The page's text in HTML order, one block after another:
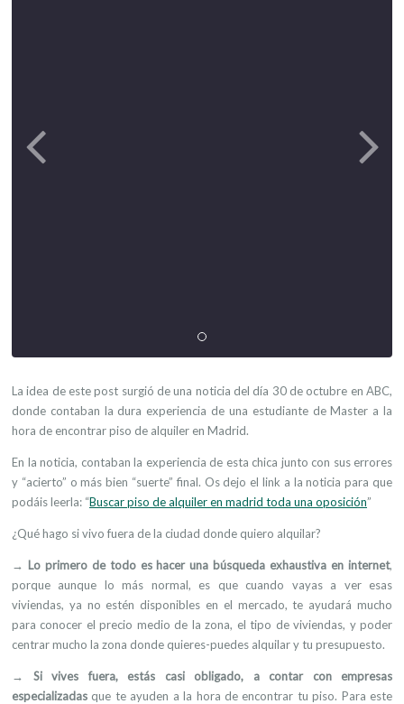
La idea de este post surgió de una noticia del día 30 de octubre en ABC,
donde contaban la dura experiencia de una estudiante de Master a la
hora de encontrar piso de alquiler en Madrid.
En la noticia, contaban la experiencia de esta chica junto con sus errores
y “acierto” o más bien “suerte” final. Os dejo el link a la noticia para que
podáis leerla: “Buscar piso de alquiler en madrid toda una oposición”
¿Qué hago si vivo fuera de la ciudad donde quiero alquilar?
→ Lo primero de todo es hacer una búsqueda exhaustiva en internet,
porque aunque lo más normal, es que cuando vayas a ver esas
viviendas, ya no estén disponibles en el mercado, te ayudará mucho
para conocer el precio medio de la zona, el tipo de viviendas, y poder
centrar mucho la zona donde quieres-puedes alquilar y tu presupuesto.
→ Si vives fuera, estás casi obligado,
a contar con empresas
especializadas que te ayuden a la hora de encontrar tu piso. Para este